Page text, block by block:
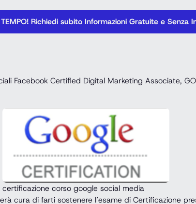
TEMPO! Richiedi subito Informazioni Gratuite e Senza
Facebook Certified Digital Marketing Associate,
certificazione corso google social media
cura di farti sostenere l’esame di Certificazione